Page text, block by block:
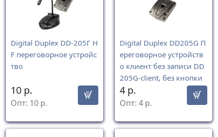
Digital Duplex DD-205Г H
F переговорное устройс
тво
10 р.
Опт: 10 р.
Digital Duplex DD205G П
ереговорное устройств
о клиент без записи DD
205G-client, без кнопки
вызова оператора
4 р.
Опт: 4 р.